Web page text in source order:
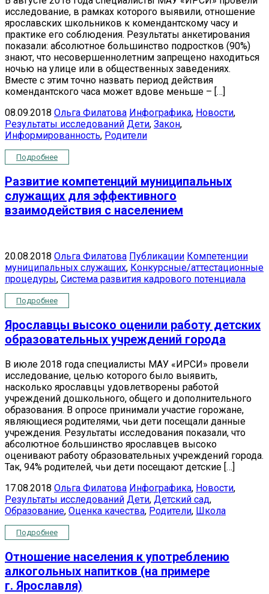
исследование, в рамках которого выявили, отношение
ярославских школьников к комендантскому часу и
практике его соблюдения. Результаты анкетирования
показали: абсолютное большинство подростков (90%)
знают, что несовершеннолетним запрещено находиться
ночью на улице или в общественных заведениях.
Вместе с этим точно назвать период действия
комендантского часа может вдове меньше – […]
08.09.2018 Ольга Филатова Инфографика, Новости,
Результаты исследований Дети, Закон,
Информированность, Родители
Подробнее
Развитие компетенций муниципальных
служащих для эффективного
взаимодействия с населением
20.08.2018 Ольга Филатова Публикации Компетенции
муниципальных служащих, Конкурсные/аттестационные
процедуры, Система развития кадрового потенциала
Подробнее
Ярославцы высоко оценили работу детских
образовательных учреждений города
В июле 2018 года специалисты МАУ «ИРСИ» провели
исследование, целью которого было выявить,
насколько ярославцы удовлетворены работой
учреждений дошкольного, общего и дополнительного
образования. В опросе принимали участие горожане,
являющиеся родителями, чьи дети посещали данные
учреждения. Результаты исследования показали, что
абсолютное большинство ярославцев высоко
оценивают работу образовательных учреждений города.
Так, 94% родителей, чьи дети посещают детские […]
17.08.2018 Ольга Филатова Инфографика, Новости,
Результаты исследований Дети, Детский сад,
Образование, Оценка качества, Родители, Школа
Подробнее
Отношение населения к употреблению
алкогольных напитков (на примере
г. Ярославля)